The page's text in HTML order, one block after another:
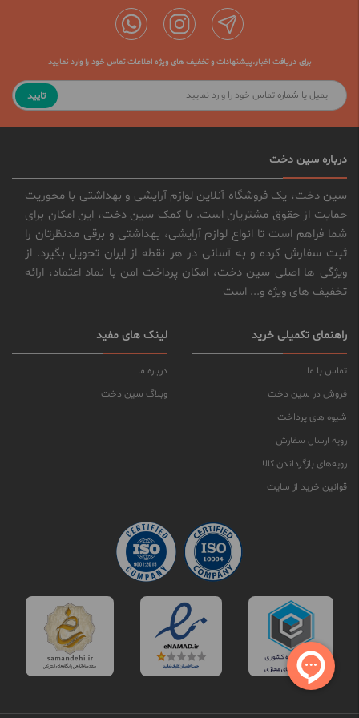
برای دریافت اخبار،پیشنهادات و تخفیف های ویژه اطلاعات تماس خود را وارد نمایید
تایید
درباره سین دخت
سین دخت، یک فروشگاه آنلاین لوازم آرایشی و بهداشتی با محوریت
حمایت از حقوق مشتریان است. با کمک سین دخت، این امکان برای
شما فراهم است تا انواع لوازم آرایشی، بهداشتی و برقی مدنظرتان را
ثبت سفارش کرده و به آسانی در هر نقطه از ایران تحویل بگیرد. از
ویژگی ها اصلی سین دخت، امکان پرداخت امن با نماد اعتماد، ارائه
تخفیف های ویژه و... است
راهنمای تکمیلی خرید
تماس با ما
فروش در سین دخت
شیوه های پرداخت
رویه ارسال سفارش
رویه‌های بازگرداندن کالا
قوانین خرید از سایت
لینک های مفید
درباره ما
وبلاگ سین دخت